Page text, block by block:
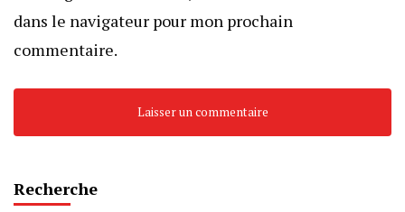
dans le navigateur pour mon prochain
commentaire.
Recherche